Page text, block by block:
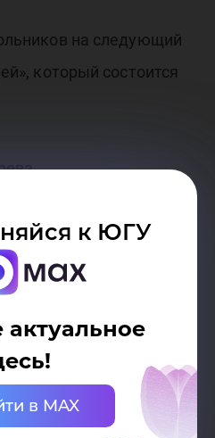
к ЮГУ
актуальное
в MAX
на следующий
который состоится